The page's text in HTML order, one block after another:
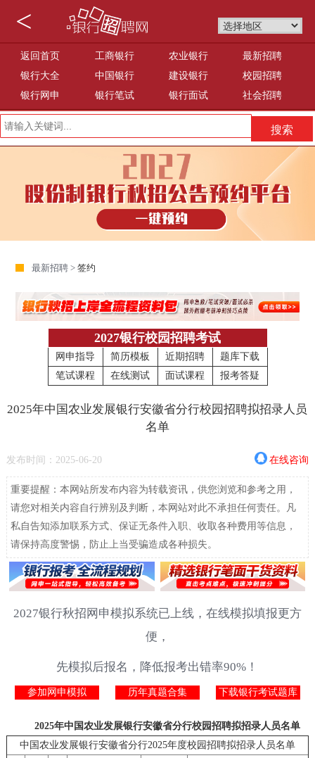
<
返回首页 工商银行 农业银行
最新招聘
银行大全
中国银行 建设银行
校园招聘
银行网申
银行笔试 银行面试 社会招聘
最新招聘 >签约
2027银行校园招聘考试
网申指导 简历模板 近期招聘
题库下载
笔试课程
在线测试 面试课程 报考答疑
2025年中国农业发展银行安徽省分行校园招聘拟招录人员
名单
发布时间：2025-06-20 在线咨询
重要提醒：本网站所发布内容为转载资讯，供您浏览和参考之用，
请您对相关内容自行辨别及判断，本网站对此不承担任何责任。凡
私自告知添加联系方式、保证无条件入职、收取各种费用等信息，
请保持高度警惕，防止上当受骗造成各种损失。
2027银行秋招网申模拟系统已上线，在线模拟填报更方
便，
先模拟后报名，降低报考出错率90%！
参加网申模拟 历年真题合集 下载银行考试题库
2025年中国农业发展银行安徽省分行校园招聘拟招录人员名单
中国农业发展银行安徽省分行2025年度校园招聘拟招录人员名单